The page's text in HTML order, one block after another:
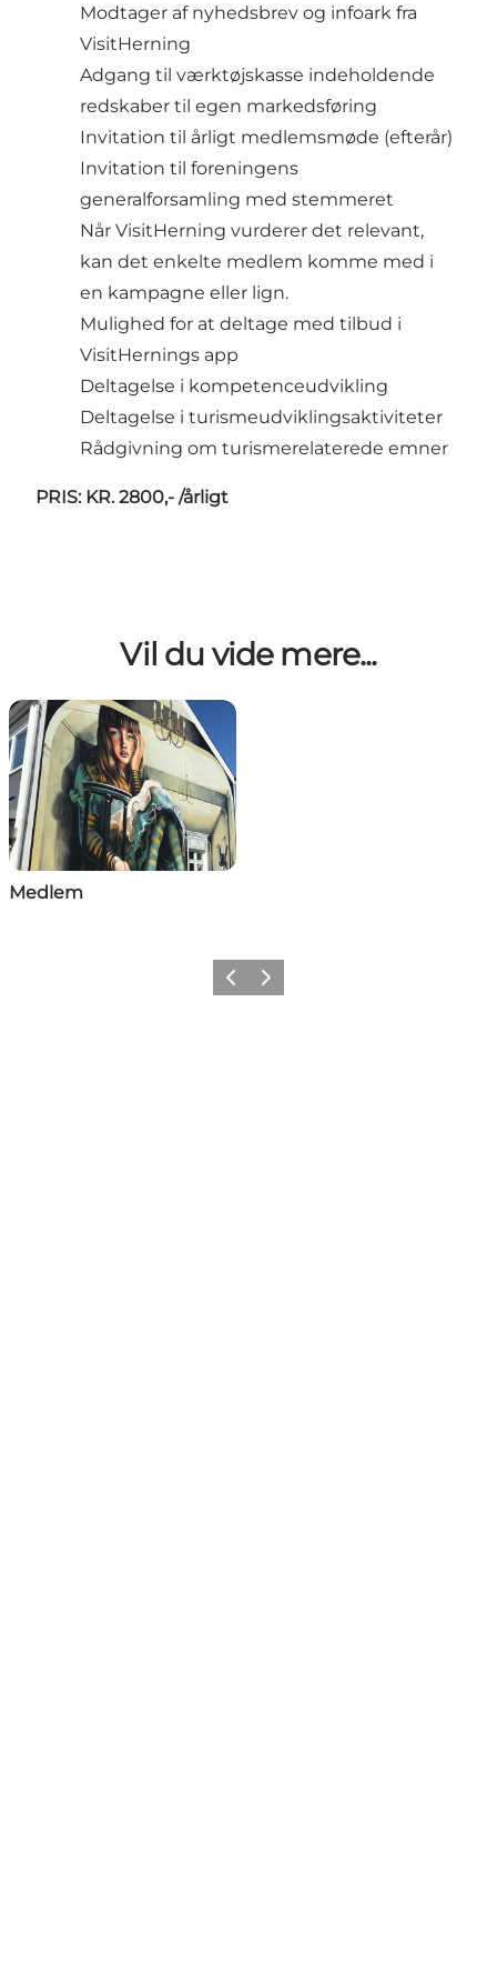
Modtager af nyhedsbrev og infoark fra
VisitHerning
Adgang til værktøjskasse indeholdende
redskaber til egen markedsføring
Invitation til årligt medlemsmøde (efterår)
Invitation til foreningens
generalforsamling med stemmeret
Når VisitHerning vurderer det relevant,
kan det enkelte medlem komme med i
en kampagne eller lign.
Mulighed for at deltage med tilbud i
VisitHernings app
Deltagelse i kompetenceudvikling
Deltagelse i turismeudviklingsaktiviteter
Rådgivning om turismerelaterede emner
PRIS: KR. 2800,- /årligt
Vil du vide mere...
Medlem
Forrige billede
Næste billede